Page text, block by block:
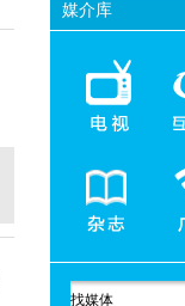
媒介库